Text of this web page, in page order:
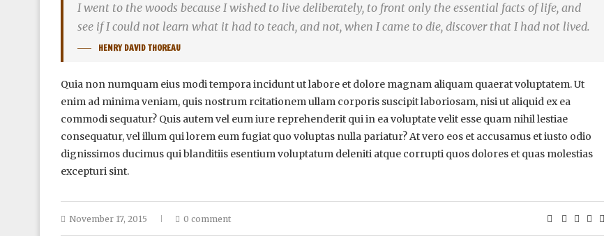
I went to the woods because I wished to live deliberately, to front only the essential facts of life, and
see if I could not learn what it had to teach, and not, when I came to die, discover that I had not lived.
HENRY DAVID THOREAU
Quia non numquam eius modi tempora incidunt ut labore et dolore magnam aliquam quaerat voluptatem. Ut
enim ad minima veniam, quis nostrum rcitationem ullam corporis suscipit laboriosam, nisi ut aliquid ex ea
commodi sequatur? Quis autem vel eum iure reprehenderit qui in ea voluptate velit esse quam nihil lestiae
consequatur, vel illum qui lorem eum fugiat quo voluptas nulla pariatur? At vero eos et accusamus et iusto odio
dignissimos ducimus qui blanditiis esentium voluptatum deleniti atque corrupti quos dolores et quas molestias
excepturi sint.
November 17, 2015 0 comment